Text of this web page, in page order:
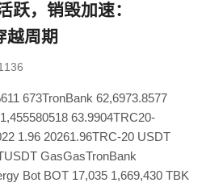
跃，销毁加速：
周期
673TronBank 62,6973.8577
63.9904TRC20-
1.96 20261.96TRC-20 USDT
GasGasTronBank
Bot BOT 17,035 1,669,430 TBK